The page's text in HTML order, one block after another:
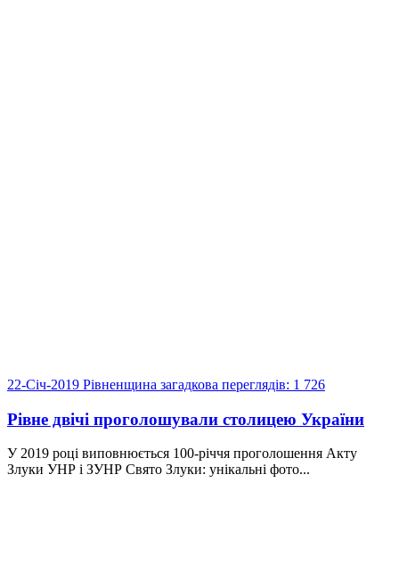
22-Січ-2019 Рівненщина загадкова переглядів: 1 726
Рівне двічі проголошували столицею України
У 2019 році виповнюється 100-річчя проголошення Акту
Злуки УНР і ЗУНР Свято Злуки: унікальні фото...